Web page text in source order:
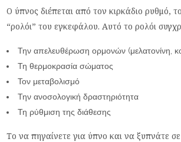
Ο ύπνος διέπεται από τον κιρκάδιο ρυθμό,
“ρολόι” του εγκεφάλου. Αυτό το ρολόι
Την απελευθέρωση ορμονών (μελατονίνη,
Τη θερμοκρασία σώματος
Τον μεταβολισμό
Την ανοσολογική δραστηριότητα
Τη ρύθμιση της διάθεσης
Το να πηγαίνετε για ύπνο και να ξυπνάτε